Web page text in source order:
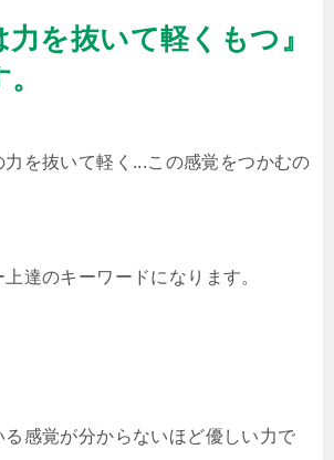
力を抜いて軽くもつ』
力を抜いて軽く...この感覚をつかむの
達のキーワードになります。
る感覚が分からないほど優しい力で